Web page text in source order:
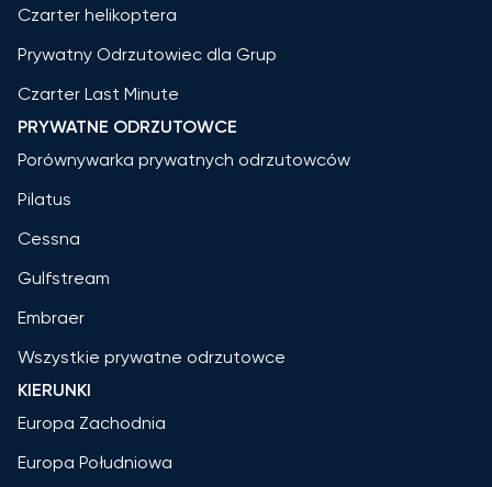
Czarter helikoptera
Prywatny Odrzutowiec dla Grup
Czarter Last Minute
PRYWATNE ODRZUTOWCE
Porównywarka prywatnych odrzutowców
Pilatus
Cessna
Gulfstream
Embraer
Wszystkie prywatne odrzutowce
KIERUNKI
Europa Zachodnia
Europa Południowa